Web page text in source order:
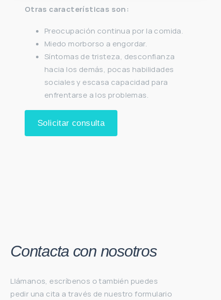
Otras características son:
Preocupación continua por la comida.
Miedo morborso a engordar.
Síntomas de tristeza, desconfianza
hacia los demás, pocas habilidades
sociales y escasa capacidad para
enfrentarse a los problemas.
Solicitar consulta
Contacta con nosotros
Llámanos, escríbenos o también puedes
pedir una cita a través de nuestro formulario